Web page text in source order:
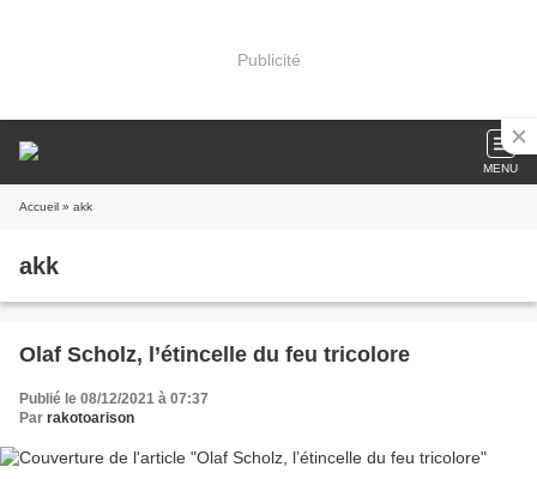
Publicité
MENU
Accueil » akk
akk
Olaf Scholz, l’étincelle du feu tricolore
Publié le 08/12/2021 à 07:37
Par rakotoarison